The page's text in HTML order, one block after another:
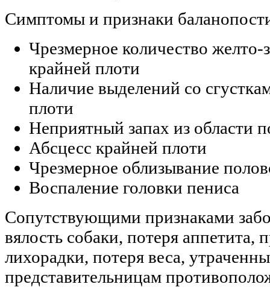
Симптомы и признаки
Чрезмерное количество
крайней плоти
Наличие выделений со
плоти
Неприятный запах из области
Абсцесс крайней плоти
Чрезмерное облизывание
Воспаление головки пениса
Сопутствующими признаками
вялость собаки, потеря аппетита,
лихорадки, потеря веса,
представительницам